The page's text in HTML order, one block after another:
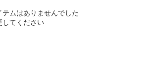
ムはありませんでした
してください